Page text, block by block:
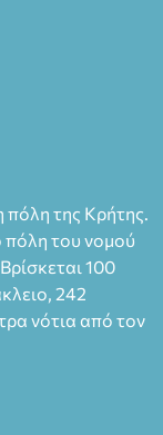
πόλη της Κρήτης.
πόλη του νομού
100
242
νότια από τον